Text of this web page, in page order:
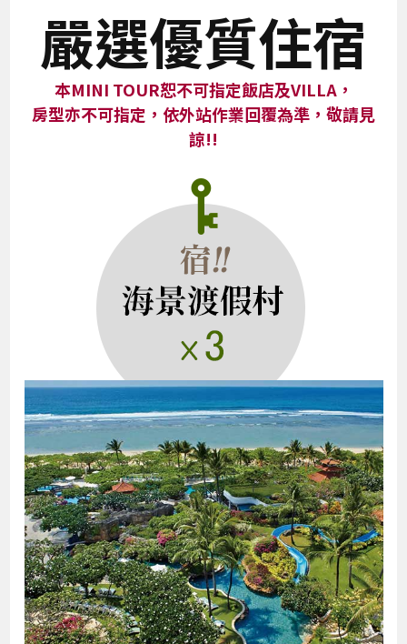
嚴選優質住宿
本MINI TOUR恕不可指定飯店及VILLA，
房型亦不可指定，依外站作業回覆為準，敬請見
諒!!